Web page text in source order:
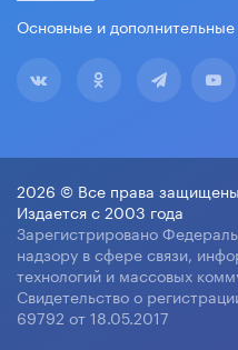
Основные и
2026 © Все права
Издается с 2003 года
Зарегистрировано
надзору в сфере связи,
технологий и массовых
Свидетельство о
69792 от 18.05.2017